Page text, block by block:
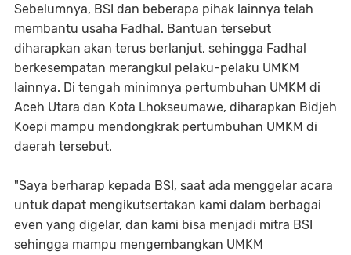
Sebelumnya, BSI dan beberapa pihak lainnya telah
membantu usaha Fadhal. Bantuan tersebut
diharapkan akan terus berlanjut, sehingga Fadhal
berkesempatan merangkul pelaku-pelaku UMKM
lainnya. Di tengah minimnya pertumbuhan UMKM di
Aceh Utara dan Kota Lhokseumawe, diharapkan Bidjeh
Koepi mampu mendongkrak pertumbuhan UMKM di
daerah tersebut.
"Saya berharap kepada BSI, saat ada menggelar acara
untuk dapat mengikutsertakan kami dalam berbagai
even yang digelar, dan kami bisa menjadi mitra BSI
sehingga mampu mengembangkan UMKM